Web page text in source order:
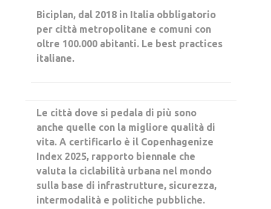
Biciplan, dal 2018 in Italia obbligatorio
per città metropolitane e comuni con
oltre 100.000 abitanti. Le best practices
italiane.
Le città dove si pedala di più sono
anche quelle con la migliore qualità di
vita. A certificarlo è il Copenhagenize
Index 2025, rapporto biennale che
valuta la ciclabilità urbana nel mondo
sulla base di infrastrutture, sicurezza,
intermodalità e politiche pubbliche.